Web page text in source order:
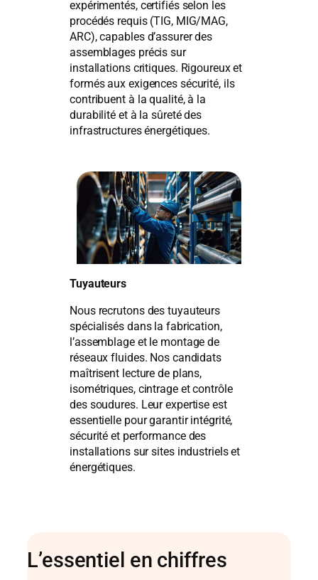
expérimentés, certifiés selon les
procédés requis (TIG, MIG/MAG,
ARC), capables d’assurer des
assemblages précis sur
installations critiques. Rigoureux et
formés aux exigences sécurité, ils
contribuent à la qualité, à la
durabilité et à la sûreté des
infrastructures énergétiques.
Tuyauteurs
Nous recrutons des tuyauteurs
spécialisés dans la fabrication,
l’assemblage et le montage de
réseaux fluides. Nos candidats
maîtrisent lecture de plans,
isométriques, cintrage et contrôle
des soudures. Leur expertise est
essentielle pour garantir intégrité,
sécurité et performance des
installations sur sites industriels et
énergétiques.
L’essentiel en chiffres